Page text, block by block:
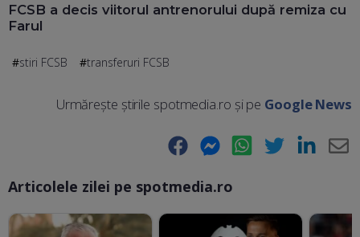
FCSB a decis viitorul antrenorului după remiza cu
Farul
stiri FCSB transferuri FCSB
Urmărește știrile spotmedia.ro și pe Google News
Facebook Messenger WhatsApp Twitter LinkedIn
Articolele zilei pe spotmedia.ro